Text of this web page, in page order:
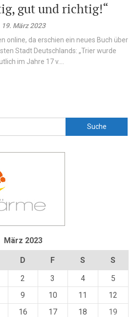
gut und richtig!“
19. März 2023
online, da erschien ein neues Buch über
Stadt Deutschlands: „Trier wurde
im Jahre 17 v....
März 2023
D F S
S
2 3 4
5
9 10 11
12
16 17 18
19